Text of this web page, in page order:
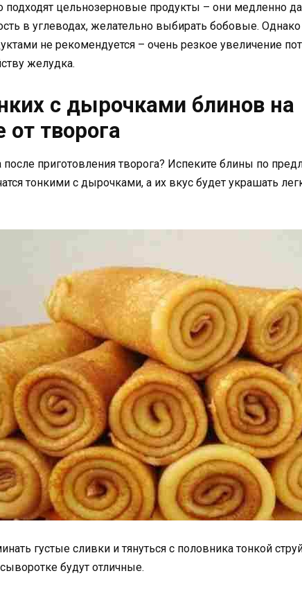
подходят цельнозерновые продукты – они медленно
в углеводах, желательно выбирать бобовые. Однако
не рекомендуется – очень резкое увеличение
желудка.
с дырочками блинов на
от творога
после приготовления творога? Испеките блины по
тонкими с дырочками, а их вкус будет украшать
густые сливки и тянуться с половника тонкой
будут отличные.